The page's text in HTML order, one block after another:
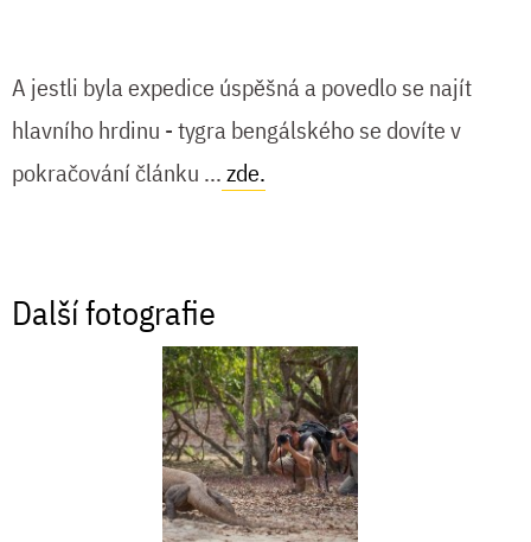
A jestli byla expedice úspěšná a povedlo se najít
hlavního hrdinu - tygra bengálského se dovíte v
pokračování článku ...zde.
Další fotografie